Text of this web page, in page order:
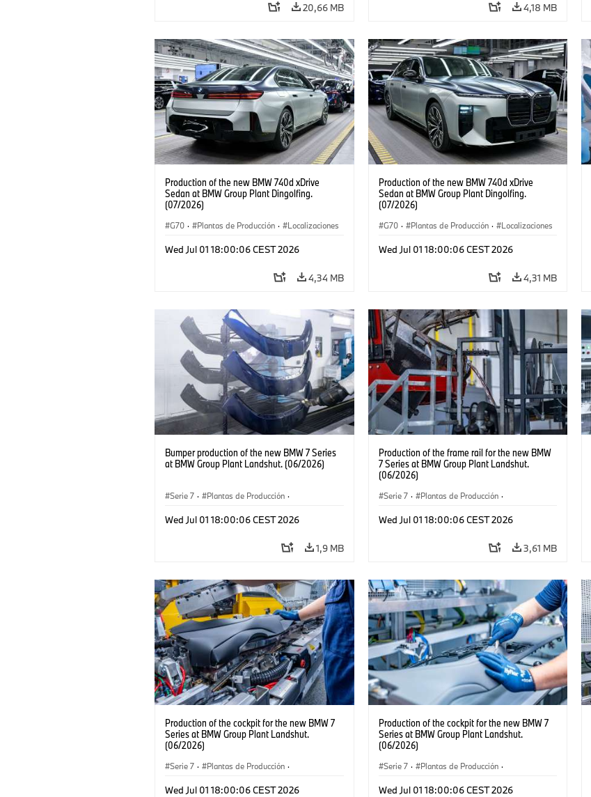
20,66 MB 4,18 MB
Production of the new BMW 740d xDrive
Sedan at BMW Group Plant Dingolfing.
(07/2026)
G70 · Plantas de Producción ·
Localizaciones
Wed Jul 01 18:00:06 CEST 2026
4,34 MB
Production of the new BMW 740d xDrive
Sedan at BMW Group Plant Dingolfing.
(07/2026)
G70 · Plantas de Producción ·
Localizaciones
Wed Jul 01 18:00:06 CEST 2026
4,31 MB
Bumper production of the new BMW 7 Series
at BMW Group Plant Landshut. (06/2026)
Serie 7 · Plantas de Producción ·
Wed Jul 01 18:00:06 CEST 2026
1,9 MB
Production of the frame rail for the new BMW
7 Series at BMW Group Plant Landshut.
(06/2026)
Serie 7 · Plantas de Producción ·
Wed Jul 01 18:00:06 CEST 2026
3,61 MB
Production of the cockpit for the new BMW 7
Series at BMW Group Plant Landshut.
(06/2026)
Serie 7 · Plantas de Producción ·
Wed Jul 01 18:00:06 CEST 2026
Production of the cockpit for the new BMW 7
Series at BMW Group Plant Landshut.
(06/2026)
Serie 7 · Plantas de Producción ·
Wed Jul 01 18:00:06 CEST 2026